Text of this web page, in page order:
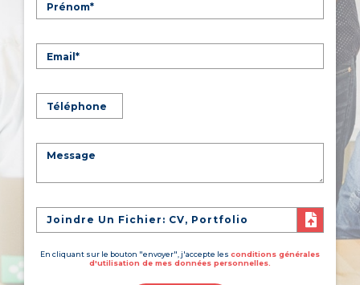
Joindre Un Fichier: CV, Portfolio
En cliquant sur le bouton "envoyer", j'accepte les conditions générales
d'utilisation de mes données personnelles.